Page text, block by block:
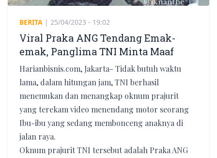
BERITA | 25/04/2023 - 19:02
Viral Praka ANG Tendang Emak-
emak, Panglima TNI Minta Maaf
Harianbisnis.com, Jakarta- Tidak butuh waktu
lama, dalam hitungan jam, TNI berhasil
menemukan dan menangkap oknum prajurit
yang terekam video menendang motor seorang
Ibu-ibu yang sedang membonceng anaknya di
jalan raya.
Oknum prajurit TNI tersebut adalah Praka ANG